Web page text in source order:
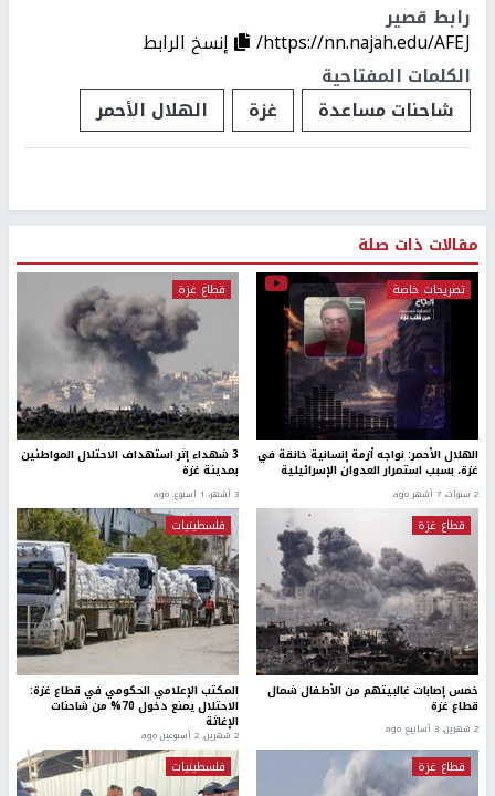
رابط قصير
https://nn.najah.edu/AFEJ/
إنسخ الرابط
الكلمات المفتاحية
شاحنات مساعدة
غزة الهلال الأحمر
مقالات ذات صلة
تصريحات خاصة
الهلال الأحمر: نواجه أزمة إنسانية خانقة في
غزة، بسبب استمرار العدوان الإسرائيلية
2 سنوات، 7 أشهر ago
قطاع غزة
3 شهداء إثر استهداف الاحتلال المواطنين
بمدينة غزة
3 أشهر، 1 اسبوع. ago
قطاع غزة
خمس إصابات غالبيتهم من الأطفال شمال
قطاع غزة
2 شهرين، 3 أسابيع ago
فلسطينيات
المكتب الإعلامي الحكومي في قطاع غزة:
الاحتلال يمنع دخول 70% من شاحنات
الإغاثة
2 شهرين، 2 أسبوعين ago
قطاع غزة فلسطينيات